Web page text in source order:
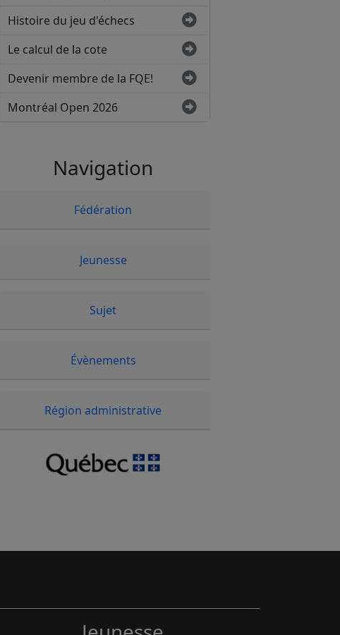
Histoire du jeu d'échecs
Le calcul de la cote
Devenir membre de la FQE!
Montréal Open 2026
Navigation
Fédération
Jeunesse
Sujet
Évènements
Région administrative